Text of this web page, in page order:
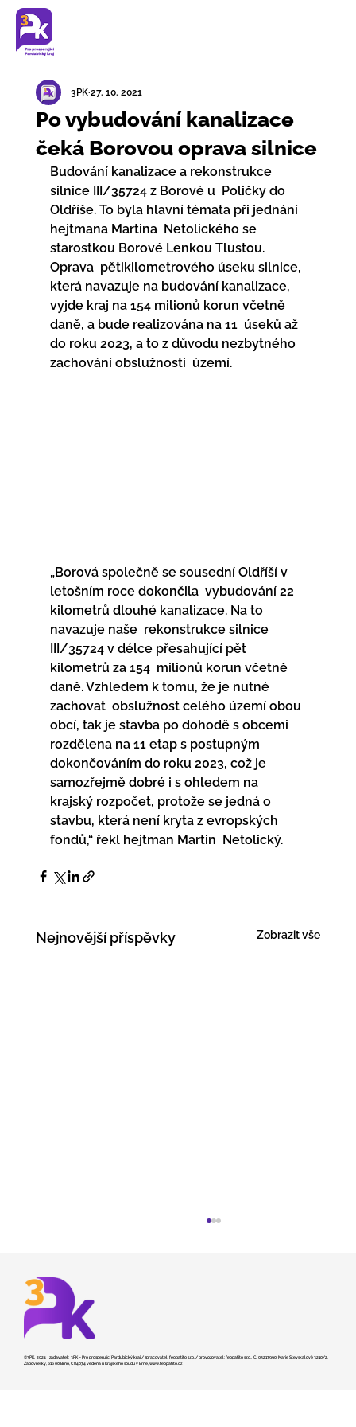
Po vybudování kanalizace
čeká Borovou oprava silnice
3PK 27. 10. 2021
Budování kanalizace a rekonstrukce
silnice III/35724 z Borové u  Poličky do
Oldříše. To byla hlavní témata při jednání
hejtmana Martina  Netolického se
starostkou Borové Lenkou Tlustou.
Oprava  pětikilometrového úseku silnice,
která navazuje na budování kanalizace,
vyjde kraj na 154 milionů korun včetně
daně, a bude realizována na 11  úseků až
do roku 2023, a to z důvodu nezbytného
zachování obslužnosti  území.
„Borová společně se sousední Oldříší v
letošním roce dokončila  vybudování 22
kilometrů dlouhé kanalizace. Na to
navazuje naše  rekonstrukce silnice
III/35724 v délce přesahující pět
kilometrů za 154  milionů korun včetně
daně. Vzhledem k tomu, že je nutné
zachovat  obslužnost celého území obou
obcí, tak je stavba po dohodě s obcemi
rozdělena na 11 etap s postupným
dokončováním do roku 2023, což je
samozřejmě dobré i s ohledem na
krajský rozpočet, protože se jedná o
stavbu, která není kryta z evropských
fondů,“ řekl hejtman Martin  Netolický.
Nejnovější příspěvky Zobrazit vše
©3PK, 2024 | zadavatel: 3PK – Pro prosperující Pardubický kraj / zpracovatel: feopatito s.r.o. / provozovatel: feopatito s.r.o., IČ.: 03217990, Marie Steyskalové 3210/2,
Žabovřesky, 616 00 Brno, C 84074 vedená u Krajského soudu v Brně,www.feopatito.cz